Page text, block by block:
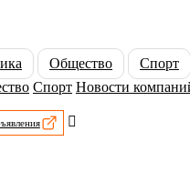
Общество
Спорт
Спорт Новости